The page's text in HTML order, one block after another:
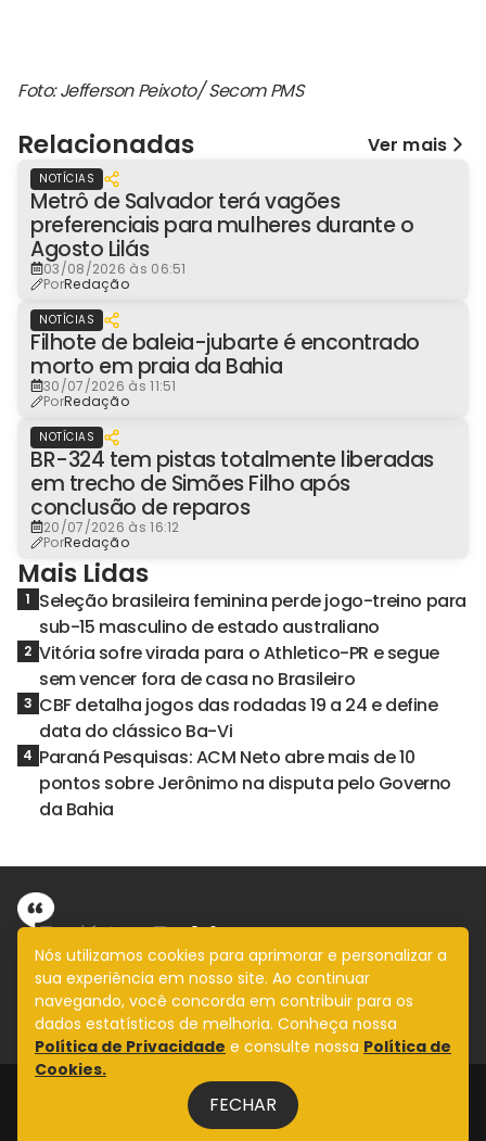
Foto: Jefferson Peixoto/ Secom PMS
Relacionadas Ver mais
NOTÍCIAS
Metrô de Salvador terá vagões
preferenciais para mulheres durante o
Agosto Lilás
03/08/2026 às 06:51
PorRedação
NOTÍCIAS
Filhote de baleia-jubarte é encontrado
morto em praia da Bahia
30/07/2026 às 11:51
PorRedação
NOTÍCIAS
BR-324 tem pistas totalmente liberadas
em trecho de Simões Filho após
conclusão de reparos
20/07/2026 às 16:12
PorRedação
Mais Lidas
1 Seleção brasileira feminina perde jogo-treino para
sub-15 masculino de estado australiano
2 Vitória sofre virada para o Athletico-PR e segue
sem vencer fora de casa no Brasileiro
3 CBF detalha jogos das rodadas 19 a 24 e define
data do clássico Ba-Vi
4 Paraná Pesquisas: ACM Neto abre mais de 10
pontos sobre Jerônimo na disputa pelo Governo
da Bahia
Informação com imparcialidade
SIGA
Design by NVGO
Fale Conosco
Nós utilizamos cookies para aprimorar e personalizar a
sua experiência em nosso site. Ao continuar
navegando, você concorda em contribuir para os
dados estatísticos de melhoria. Conheça nossa
Política de Privacidade e consulte nossa Política de
Cookies.
FECHAR